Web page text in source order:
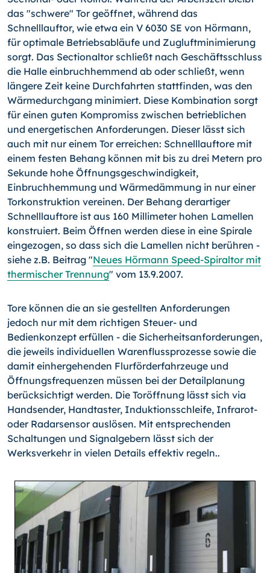
das "schwere" Tor geöffnet, während das
Schnelllauftor, wie etwa ein V 6030 SE von Hörmann,
für optimale Betriebsabläufe und Zugluftminimierung
sorgt. Das Sectionaltor schließt nach Geschäftsschluss
die Halle einbruchhemmend ab oder schließt, wenn
längere Zeit keine Durchfahrten stattfinden, was den
Wärmedurchgang minimiert. Diese Kombination sorgt
für einen guten Kompromiss zwischen betrieblichen
und energetischen Anforderungen. Dieser lässt sich
auch mit nur einem Tor erreichen: Schnelllauftore mit
einem festen Behang können mit bis zu drei Metern pro
Sekunde hohe Öffnungsgeschwindigkeit,
Einbruchhemmung und Wärmedämmung in nur einer
Torkonstruktion vereinen. Der Behang derartiger
Schnelllauftore ist aus 160 Millimeter hohen Lamellen
konstruiert. Beim Öffnen werden diese in eine Spirale
eingezogen, so dass sich die Lamellen nicht berühren -
siehe z.B. Beitrag "Neues Hörmann Speed-Spiraltor mit
thermischer Trennung" vom 13.9.2007.
Tore können die an sie gestellten Anforderungen
jedoch nur mit dem richtigen Steuer- und
Bedienkonzept erfüllen - die Sicherheitsanforderungen,
die jeweils individuellen Warenflussprozesse sowie die
damit einhergehenden Flurförderfahrzeuge und
Öffnungsfrequenzen müssen bei der Detailplanung
berücksichtigt werden. Die Toröffnung lässt sich via
Handsender, Handtaster, Induktionsschleife, Infrarot-
oder Radarsensor auslösen. Mit entsprechenden
Schaltungen und Signalgebern lässt sich der
Werksverkehr in vielen Details effektiv regeln..